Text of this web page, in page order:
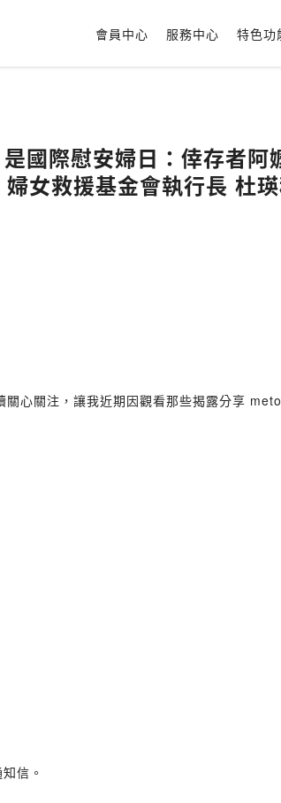
會員中心 服務中心 特色功
國際慰安婦日：倖存者阿
女救援基金會執行長 杜
心關注，讓我近期因觀看那些揭露分享
信。